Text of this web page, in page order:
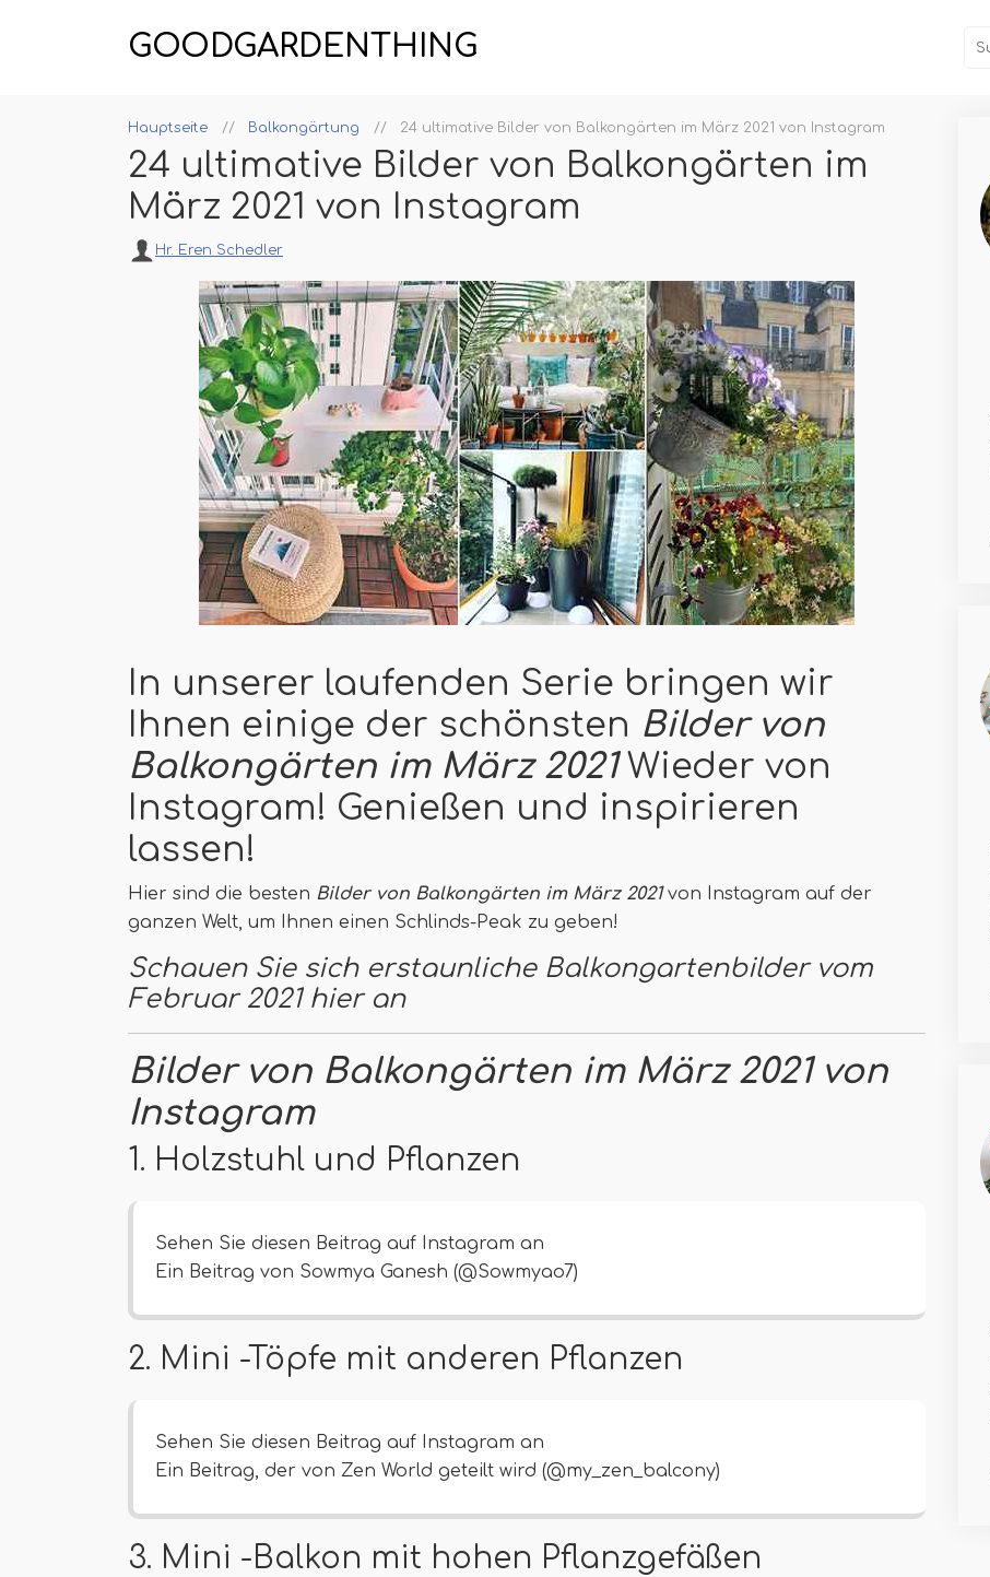
GOODGARDENTHING
Hauptseite Balkongärtung 24 ultimative Bilder von Balkongärten im März 2021 von Instagram
24 ultimative Bilder von Balkongärten im
März 2021 von Instagram
Hr. Eren Schedler
In unserer laufenden Serie bringen wir
Ihnen einige der schönsten Bilder von
Balkongärten im März 2021Wieder von
Instagram! Genießen und inspirieren
lassen!
Hier sind die besten Bilder von Balkongärten im März 2021von Instagram auf der
ganzen Welt, um Ihnen einen Schlinds-Peak zu geben!
Schauen Sie sich erstaunliche Balkongartenbilder vom
Februar 2021 hier an
Bilder von Balkongärten im März 2021 von
Instagram
1. Holzstuhl und Pflanzen
Sehen Sie diesen Beitrag auf Instagram an
Ein Beitrag von Sowmya Ganesh (@Sowmyao7)
2. Mini -Töpfe mit anderen Pflanzen
Sehen Sie diesen Beitrag auf Instagram an
Ein Beitrag, der von Zen World geteilt wird (@my_zen_balcony)
3. Mini -Balkon mit hohen Pflanzgefäßen